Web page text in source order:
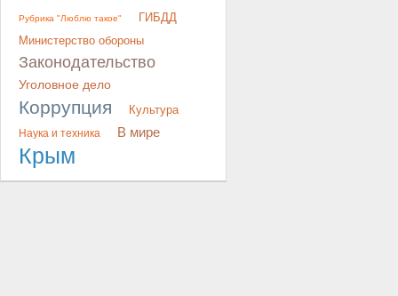
Рубрика "Люблю такое"
ГИБДД
Министерство обороны
Законодательство
Уголовное дело
Коррупция Культура
Наука и техника В мире
Крым